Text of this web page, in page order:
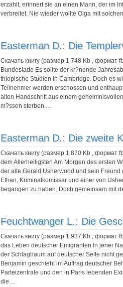
erzahlt, erinnert sie an einen Mann, der im
verbreitet. Nie wieder wollte Olga mit
Easterman D.: Die
Скачать книгу (размер 1 748 Kb , формат
Bundeslade Es sollte der kr?nende
thiopische Studien in Cambridge. Doch es
Teilnehmer werden erschossen und
alten Handschrift aus einem
m?ssen sterben.…
Easterman D.: Die zweite
Скачать книгу (размер 1 870 Kb , формат
dem Allerheiligsten Am Morgen des ersten
der alte Gerald Usherwood und sein
Ethan, Kriminalkomissar und einer von
begangen zu haben. Doch gemeinsam mit
Feuchtwanger L.: Die
Скачать книгу (размер 1 937 Kb , формат
das Leben deutscher Emigranten In jener
der Schlagbaum auf deutscher Seite nicht
Benjamin geschieht im Auftrag deutscher
Parteizentrale und den in Paris lebenden
die…